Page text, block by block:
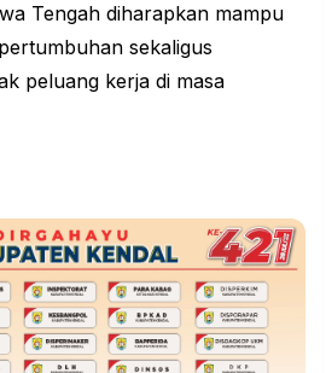
Tengah diharapkan mampu
sekaligus
peluang kerja di masa